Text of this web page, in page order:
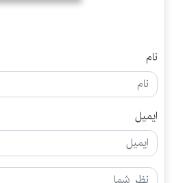
نام
ایمیل